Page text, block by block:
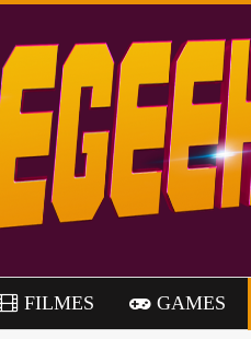
FILMES GAMES